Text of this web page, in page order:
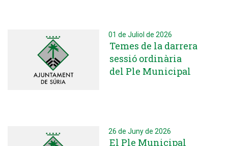
01 de Juliol de 2026
Temes de la darrera
sessió ordinària
del Ple Municipal
26 de Juny de 2026
El Ple Municipal